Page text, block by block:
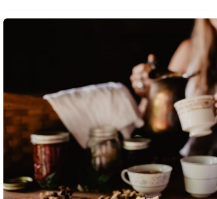
problemele tipice acestui sezon. Una dintre ele este si